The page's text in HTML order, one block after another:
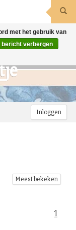
Inloggen
Meest bekeken
1
met het gebruik van
bericht verbergen